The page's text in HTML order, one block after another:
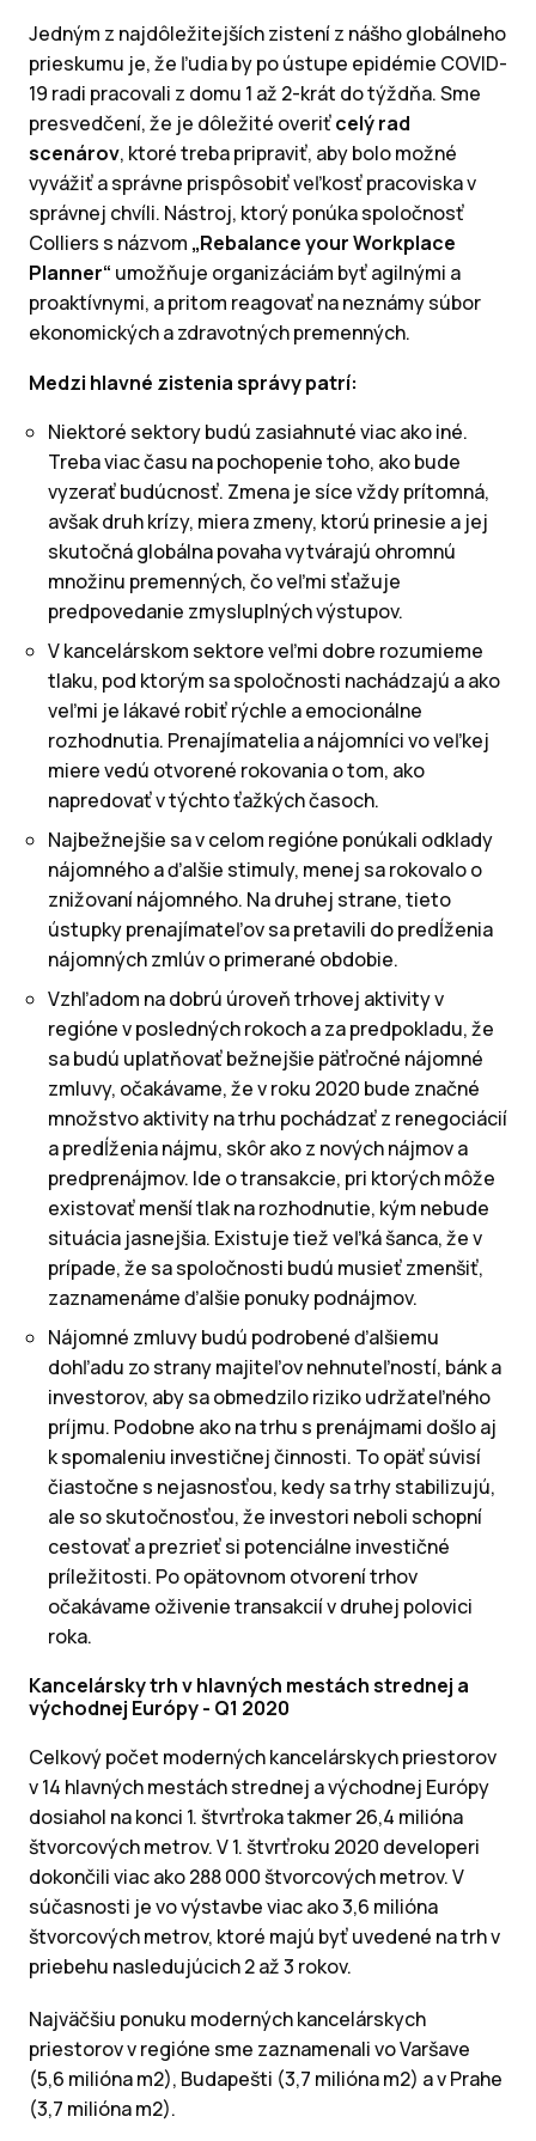
Jedným z najdôležitejších zistení z nášho globálneho
prieskumu je, že ľudia by po ústupe epidémie COVID-
19 radi pracovali z domu 1 až 2-krát do týždňa. Sme
presvedčení, že je dôležité overiťcelý rad
scenárov, ktoré treba pripraviť, aby bolo možné
vyvážiť a správne prispôsobiť veľkosť pracoviska v
správnej chvíli. Nástroj, ktorý ponúka spoločnosť
Colliers s názvom „Rebalance your Workplace
Planner“ umožňuje organizáciám byť agilnými a
proaktívnymi, a pritom reagovať na neznámy súbor
ekonomických a zdravotných premenných.
Medzi hlavné zistenia správy patrí:
Niektoré sektory budú zasiahnuté viac ako iné.
Treba viac času na pochopenie toho, ako bude
vyzerať budúcnosť. Zmena je síce vždy prítomná,
avšak druh krízy, miera zmeny, ktorú prinesie a jej
skutočná globálna povaha vytvárajú ohromnú
množinu premenných, čo veľmi sťažuje
predpovedanie zmysluplných výstupov.
V kancelárskom sektore veľmi dobre rozumieme
tlaku, pod ktorým sa spoločnosti nachádzajú a ako
veľmi je lákavé robiť rýchle a emocionálne
rozhodnutia. Prenajímatelia a nájomníci vo veľkej
miere vedú otvorené rokovania o tom, ako
napredovať v týchto ťažkých časoch.
Najbežnejšie sa v celom regióne ponúkali odklady
nájomného a ďalšie stimuly, menej sa rokovalo o
znižovaní nájomného. Na druhej strane, tieto
ústupky prenajímateľov sa pretavili do predĺženia
nájomných zmlúv o primerané obdobie.
Vzhľadom na dobrú úroveň trhovej aktivity v
regióne v posledných rokoch a za predpokladu, že
sa budú uplatňovať bežnejšie päťročné nájomné
zmluvy, očakávame, že v roku 2020 bude značné
množstvo aktivity na trhu pochádzať z renegociácií
a predĺženia nájmu, skôr ako z nových nájmov a
predprenájmov. Ide o transakcie, pri ktorých môže
existovať menší tlak na rozhodnutie, kým nebude
situácia jasnejšia. Existuje tiež veľká šanca, že v
prípade, že sa spoločnosti budú musieť zmenšiť,
zaznamenáme ďalšie ponuky podnájmov.
Nájomné zmluvy budú podrobené ďalšiemu
dohľadu zo strany majiteľov nehnuteľností, bánk a
investorov, aby sa obmedzilo riziko udržateľného
príjmu. Podobne ako na trhu s prenájmami došlo aj
k spomaleniu investičnej činnosti. To opäť súvisí
čiastočne s nejasnosťou, kedy sa trhy stabilizujú,
ale so skutočnosťou, že investori neboli schopní
cestovať a prezrieť si potenciálne investičné
príležitosti. Po opätovnom otvorení trhov
očakávame oživenie transakcií v druhej polovici
roka.
Kancelársky trh v hlavných mestách strednej a
východnej Európy - Q1 2020
Celkový počet moderných kancelárskych priestorov
v 14 hlavných mestách strednej a východnej Európy
dosiahol na konci 1. štvrťroka takmer 26,4 milióna
štvorcových metrov. V 1. štvrťroku 2020 developeri
dokončili viac ako 288 000 štvorcových metrov. V
súčasnosti je vo výstavbe viac ako 3,6 milióna
štvorcových metrov, ktoré majú byť uvedené na trh v
priebehu nasledujúcich 2 až 3 rokov.
Najväčšiu ponuku moderných kancelárskych
priestorov v regióne sme zaznamenali vo Varšave
(5,6 milióna m2), Budapešti (3,7 milióna m2) a v Prahe
(3,7 milióna m2).